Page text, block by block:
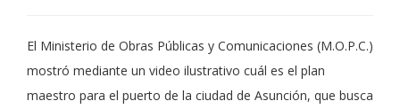
El Ministerio de Obras Públicas y Comunicaciones (M.O.P.C.)
mostró mediante un video ilustrativo cuál es el plan
maestro para el puerto de la ciudad de Asunción, que busca